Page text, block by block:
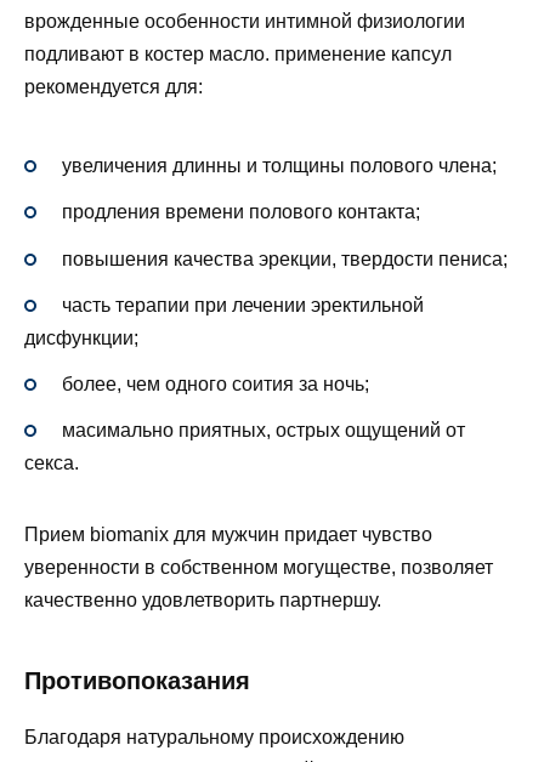
врожденные особенности интимной физиологии
подливают в костер масло. применение капсул
рекомендуется для:
увеличения длинны и толщины полового члена;
продления времени полового контакта;
повышения качества эрекции, твердости пениса;
часть терапии при лечении эректильной
дисфункции;
более, чем одного соития за ночь;
масимально приятных, острых ощущений от
секса.
Прием biomanix для мужчин придает чувство
уверенности в собственном могуществе, позволяет
качественно удовлетворить партнершу.
Противопоказания
Благодаря натуральному происхождению